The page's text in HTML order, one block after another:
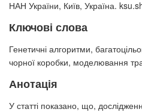
НАН України, Київ, Україна.
Ключові слова
Генетичні алгоритми,
чорної коробки, моделювання
Анотація
У статті показано, що,